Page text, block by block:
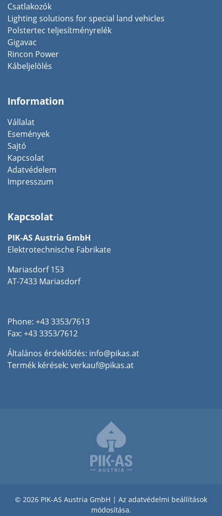
Csatlakozók
Lighting solutions for special land vehicles
Polstertec teljesítményrelék
Gigavac
Rincon Power
Kábeljelölés
Information
Vállalat
Események
Sajtó
Kapcsolat
Adatvédelem
Impresszum
Kapcsolat
PIK-AS Austria GmbH
Elektrotechnische Fabrikate
Mariasdorf 153
AT-7433 Mariasdorf
Phone: +43 3353/7613
Fax: +43 3353/7612
Általános érdeklődés: info@pikas.at
Termék kérések: verkauf@pikas.at
© 2026 PIK-AS Austria GmbH | Az adatvédelmi beállítások
módosítása.